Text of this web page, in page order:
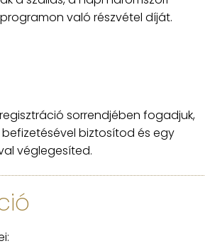
való részvétel díját.
sorrendjében fogadjuk,
biztosítod és egy
véglegesíted.